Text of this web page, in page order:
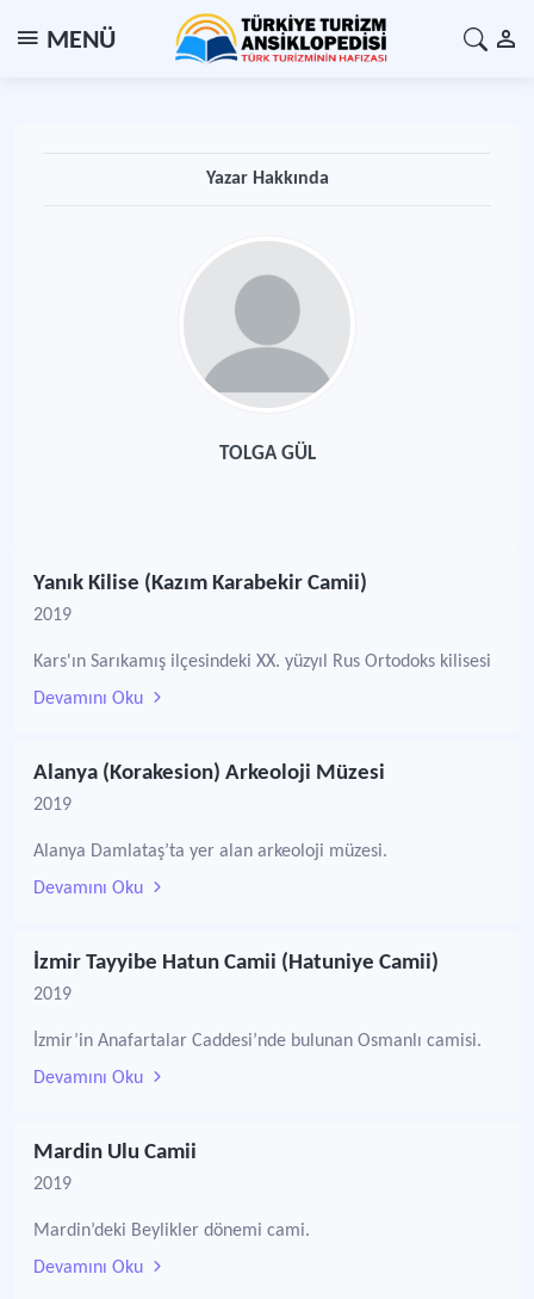
MENÜ
Yazar Hakkında
TOLGA GÜL
Yanık Kilise (Kazım Karabekir Camii)
2019
Kars'ın Sarıkamış ilçesindeki XX. yüzyıl Rus Ortodoks kilisesi
Devamını Oku
Alanya (Korakesion) Arkeoloji Müzesi
2019
Alanya Damlataş’ta yer alan arkeoloji müzesi.
Devamını Oku
İzmir Tayyibe Hatun Camii (Hatuniye Camii)
2019
İzmir’in Anafartalar Caddesi’nde bulunan Osmanlı camisi.
Devamını Oku
Mardin Ulu Camii
2019
Mardin’deki Beylikler dönemi cami.
Devamını Oku